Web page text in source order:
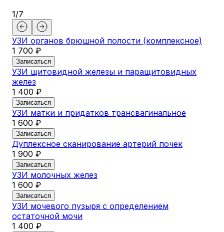
1/7
УЗИ органов брюшной полости (комплексное)
1 700 ₽
Записаться
УЗИ щитовидной железы и паращитовидных
желез
1 400 ₽
Записаться
УЗИ матки и придатков трансвагинальное
1 600 ₽
Записаться
Дуплексное сканирование артерий почек
1 900 ₽
Записаться
УЗИ молочных желез
1 600 ₽
Записаться
УЗИ мочевого пузыря с определением
остаточной мочи
1 400 ₽